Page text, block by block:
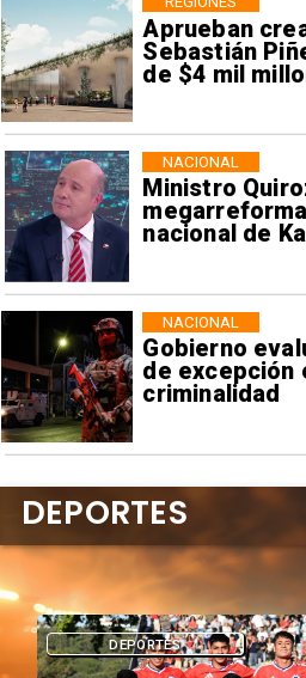
Aprueban
Sebastián
de $4 mil
Ministro
nacional de
NACIONAL
Gobierno
de excepción
criminalidad
NACIONAL
DEPORTES
DEPORTES